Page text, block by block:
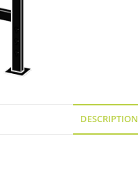
DESCRIPTION